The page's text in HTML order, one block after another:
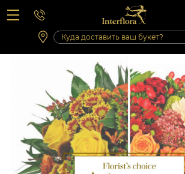
Вопросы-ответы
Сб 10:00 ‐ 14:00
Выходные и праздничные дни